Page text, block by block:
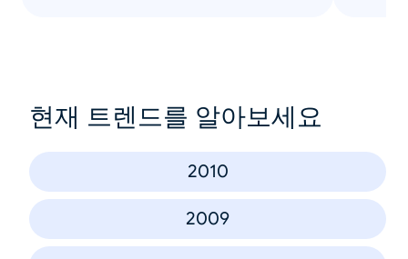
현재 트렌드를 알아보세요
2010
2009